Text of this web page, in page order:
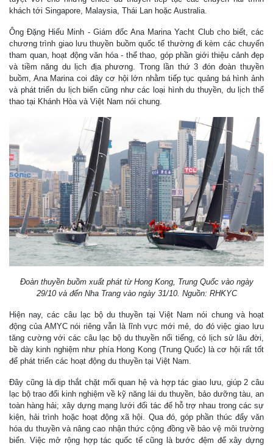
khách tới Singapore, Malaysia, Thái Lan hoặc Australia.
Ông Đặng Hiếu Minh - Giám đốc Ana Marina Yacht Club cho biết, các
chương trình giao lưu thuyền buồm quốc tế thường đi kèm các chuyến
tham quan, hoạt động văn hóa - thể thao, góp phần giới thiệu cảnh đẹp
và tiềm năng du lịch địa phương. Trong lần thứ 3 đón đoàn thuyền
buồm, Ana Marina coi đây cơ hội lớn nhằm tiếp tục quảng bá hình ảnh
và phát triển du lịch biển cũng như các loại hình du thuyền, du lịch thể
thao tại Khánh Hòa và Việt Nam nói chung.
Đoàn thuyền buồm xuất phát từ Hong Kong, Trung Quốc vào ngày
29/10 và đến Nha Trang vào ngày 31/10. Nguồn: RHKYC
Hiện nay, các câu lạc bộ du thuyền tại Việt Nam nói chung và hoạt
động của AMYC nói riêng vẫn là lĩnh vực mới mẻ, do đó việc giao lưu
tăng cường với các câu lạc bộ du thuyền nổi tiếng, có lịch sử lâu đời,
bề dày kinh nghiệm như phía Hong Kong (Trung Quốc) là cơ hội rất tốt
để phát triển các hoạt động du thuyền tại Việt Nam.
Đây cũng là dịp thắt chặt mối quan hệ và hợp tác giao lưu, giúp 2 câu
lạc bộ trao đổi kinh nghiệm về kỹ năng lái du thuyền, bảo dưỡng tàu, an
toàn hàng hải; xây dựng mạng lưới đối tác để hỗ trợ nhau trong các sự
kiện, hải trình hoặc hoạt động xã hội. Qua đó, góp phần thúc đẩy văn
hóa du thuyền và nâng cao nhận thức cộng đồng về bảo vệ môi trường
biển. Việc mở rộng hợp tác quốc tế cũng là bước đệm để xây dựng